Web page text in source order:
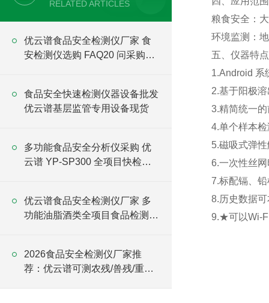
粮食安全：
环境监测：
五、仪器特点
1.Android 系
2.基于阳极
3.精简统一
4.单个样本
5.磁吸式弹
6.一次性丝
7.标配镉、
8.历史数据
9.★可以Wi-
RELATED ARTICLES
优云谱食品安全检测仪厂家 食
安检测仪选购 FAQ20 问采购指
食品安全快速检测仪器设备批发
优云谱基层监管专用设备现货
多功能食品安全分析仪采购 优
云谱 YP-SP300 全项目快检设
优云谱食品安全检测仪厂家 多
功能油脂酒类全项目食品检测仪
2026食品安全检测仪厂家推
荐：优云谱可测农残/兽残/重金